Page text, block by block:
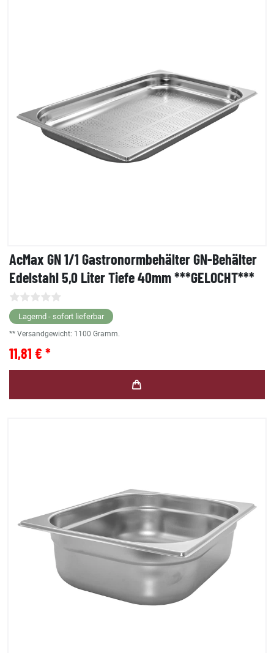
AcMax GN 1/1 Gastronormbehälter GN-Behälter
Edelstahl 5,0 Liter Tiefe 40mm ***GELOCHT***
Lagernd - sofort lieferbar
** Versandgewicht: 1100 Gramm.
11,81 € *